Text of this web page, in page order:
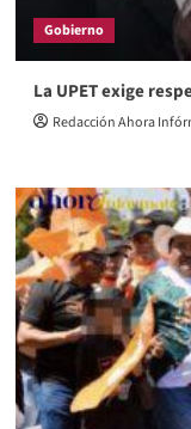
Gobierno
La UPET exige
Redacción Ahora